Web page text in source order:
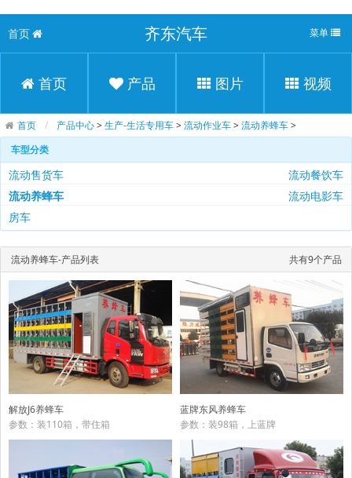
首页 齐东汽车 菜单
首页 产品 图片 视频
首页 产品中心>生产-生活专用车>流动作业车>流动养蜂车>
车型分类
流动售货车
流动餐饮车
流动养蜂车
流动电影车
房车
流动养蜂车-产品列表 共有9个产品
解放J6养蜂车
参数：装110箱，带住箱
蓝牌东风养蜂车
参数：装98箱，上蓝牌